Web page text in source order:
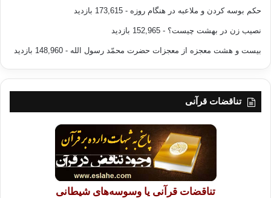
حکم بوسه کردن و ملاعبه در هنگام روزه - 173,615 بازدید
نصیب زن در بهشت چیست؟ - 152,965 بازدید
بیست و هشت معجزه از معجزات حضرت محمّد رسول الله - 148,960 بازدید
تناقضات قرآنی
تناقضات قرآنی یا وسوسه‌های شیطانی